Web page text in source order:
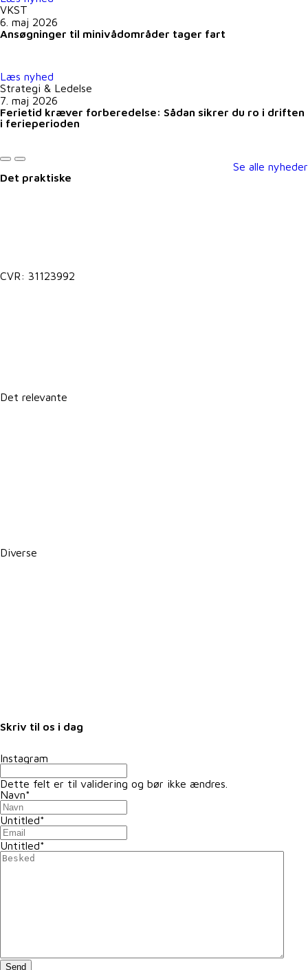
VKST
6. maj 2026
Ansøgninger til minivådområder tager fart
Læs nyhed
Strategi & Ledelse
7. maj 2026
Ferietid kræver forberedelse: Sådan sikrer du ro i driften
i ferieperioden
Se alle nyheder
Det praktiske
CVR: 31123992
Det relevante
Diverse
Skriv til os i dag
Instagram
Dette felt er til validering og bør ikke ændres.
Navn*
Untitled*
Untitled*